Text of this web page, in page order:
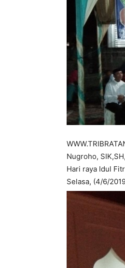
Nugroho,
Hari raya Idul
Selasa, (4/6/